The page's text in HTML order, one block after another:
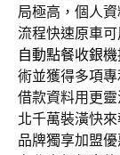
局極高，個人
流程快速原車
自動點餐收銀機
術並獲得多項
借款資料用更
北千萬裝潢快
品牌獨享加盟